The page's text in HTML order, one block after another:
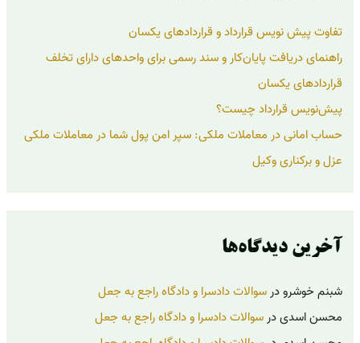
:تفاوت پیش نویس قرارداد و قراردادهای یکسان
راهنمای دریافت پایان‌کار و سند رسمی برای واحدهای دارای تخلف
قراردادهای یکسان
پیش‌نویس قرارداد چیست؟
حساب امانی در معاملات ملکی: سپر امن پول شما در معاملات ملکی
عزل و برکناری وکیل
آخرین دیدگاه‌ها
شبنم خوشرودرسوالات دادسرا و دادگاه راجع به جعل
محسن اسدیدرسوالات دادسرا و دادگاه راجع به جعل